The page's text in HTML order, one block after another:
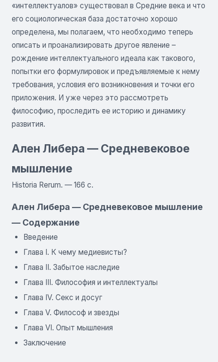
«интеллектуалов» существовал в Средние века и что
его социологическая база достаточно хорошо
определена, мы полагаем, что необходимо теперь
описать и проанализировать другое явление –
рождение интеллектуального идеала как такового,
попытки его формулировок и предъявляемые к нему
требования, условия его возникновения и точки его
приложения. И уже через это рассмотреть
философию, проследить ее историю и динамику
развития.
Ален Либера — Средневековое
мышление
Historia Rerum. — 166 с.
Ален Либера — Средневековое мышление
— Содержание
Введение
Глава I. К чему медиевисты?
Глава II. Забытое наследие
Глава III. Философия и интеллектуалы
Глава IV. Секс и досуг
Глава V. Философ и звезды
Глава VI. Опыт мышления
Заключение